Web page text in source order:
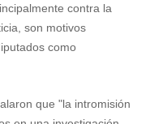
contra la
son motivos
como
que "la intromisión